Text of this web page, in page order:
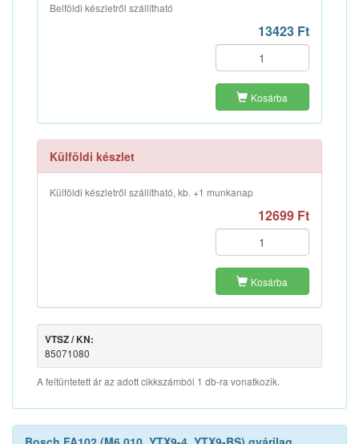
Belföldi készletről szállítható
13423 Ft
Kosárba
Külföldi készlet
Külföldi készletről szállítható, kb. +1 munkanap
12699 Ft
Kosárba
VTSZ / KN:
85071080
A feltüntetett ár az adott cikkszámból 1 db-ra vonatkozik.